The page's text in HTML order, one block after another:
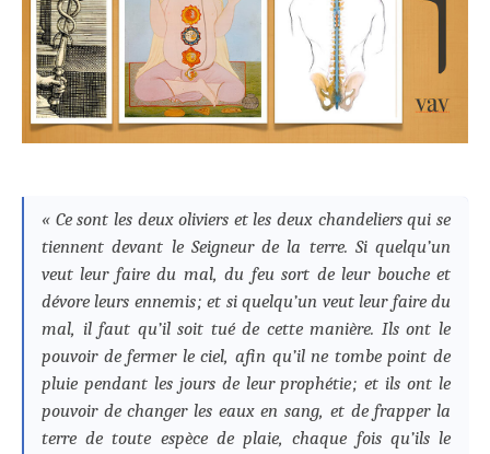
« Ce sont les deux oliviers et les deux chandeliers qui se
tiennent devant le Seigneur de la terre. Si quelqu’un
veut leur faire du mal, du feu sort de leur bouche et
dévore leurs ennemis ; et si quelqu’un veut leur faire du
mal, il faut qu’il soit tué de cette manière. Ils ont le
pouvoir de fermer le ciel, afin qu’il ne tombe point de
pluie pendant les jours de leur prophétie ; et ils ont le
pouvoir de changer les eaux en sang, et de frapper la
terre de toute espèce de plaie, chaque fois qu’ils le